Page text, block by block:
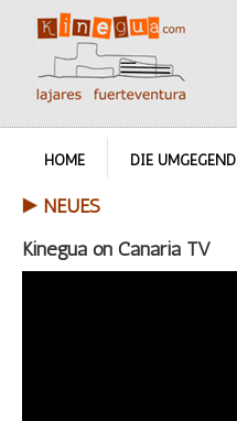
HOME DIE UMGEGEND
NEUES
Kinegua on Canaria TV